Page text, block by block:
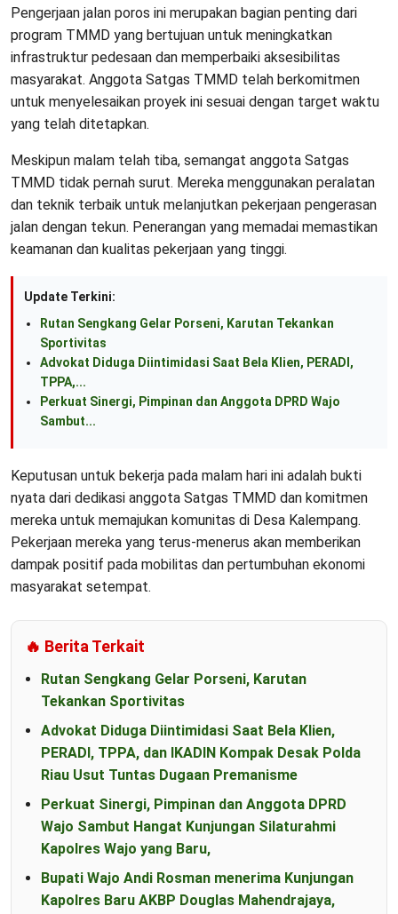
Pengerjaan jalan poros ini merupakan bagian penting dari
program TMMD yang bertujuan untuk meningkatkan
infrastruktur pedesaan dan memperbaiki aksesibilitas
masyarakat. Anggota Satgas TMMD telah berkomitmen
untuk menyelesaikan proyek ini sesuai dengan target waktu
yang telah ditetapkan.
Meskipun malam telah tiba, semangat anggota Satgas
TMMD tidak pernah surut. Mereka menggunakan peralatan
dan teknik terbaik untuk melanjutkan pekerjaan pengerasan
jalan dengan tekun. Penerangan yang memadai memastikan
keamanan dan kualitas pekerjaan yang tinggi.
Update Terkini:
Rutan Sengkang Gelar Porseni, Karutan Tekankan
Sportivitas
Advokat Diduga Diintimidasi Saat Bela Klien, PERADI,
TPPA,...
Perkuat Sinergi, Pimpinan dan Anggota DPRD Wajo
Sambut...
Keputusan untuk bekerja pada malam hari ini adalah bukti
nyata dari dedikasi anggota Satgas TMMD dan komitmen
mereka untuk memajukan komunitas di Desa Kalempang.
Pekerjaan mereka yang terus-menerus akan memberikan
dampak positif pada mobilitas dan pertumbuhan ekonomi
masyarakat setempat.
🔥 Berita Terkait
Rutan Sengkang Gelar Porseni, Karutan
Tekankan Sportivitas
Advokat Diduga Diintimidasi Saat Bela Klien,
PERADI, TPPA, dan IKADIN Kompak Desak Polda
Riau Usut Tuntas Dugaan Premanisme
Perkuat Sinergi, Pimpinan dan Anggota DPRD
Wajo Sambut Hangat Kunjungan Silaturahmi
Kapolres Wajo yang Baru,
Bupati Wajo Andi Rosman menerima Kunjungan
Kapolres Baru AKBP Douglas Mahendrajaya,